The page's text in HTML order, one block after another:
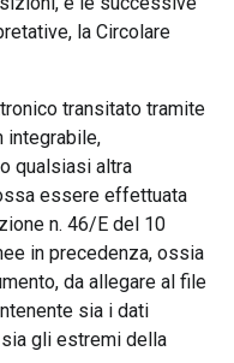
la Circolare
transitato tramite
integrabile,
qualsiasi altra
essere effettuata
n. 46/E del 10
in precedenza, ossia
da allegare al file
sia i dati
gli estremi della